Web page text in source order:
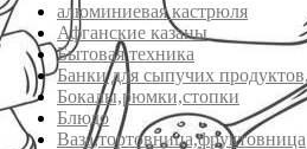
алюминиевая кастрюля
Афганские казаны
Бытовая техника
Банки для сыпучих
Бокалы,рюмки,стопки
Блюдо
Ваза,тортовница,фруктовница